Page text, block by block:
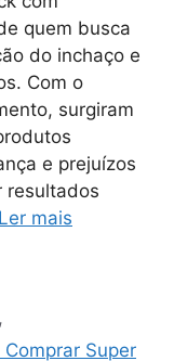
quem busca
do inchaço e
Com o
surgiram
e prejuízos
resultados
Ler mais
,
Comprar Super